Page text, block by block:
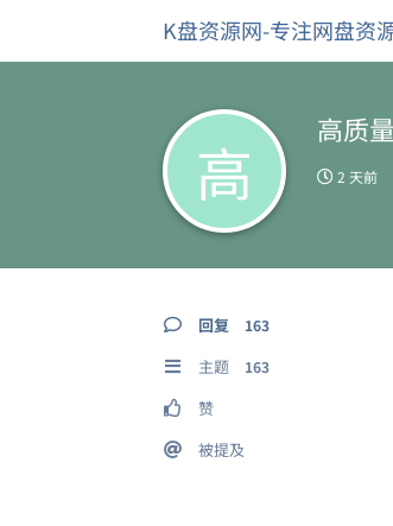
K盘资源网-专注网盘资
高
高质
2 天前
回复 163
主题 163
赞
被提及